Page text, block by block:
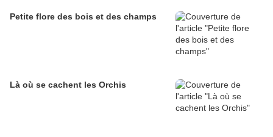
Petite flore des bois et des champs
Là où se cachent les Orchis